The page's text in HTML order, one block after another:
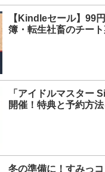
【Kindleセール】99
簿・転生社畜のチー
「アイドルマスター
開催！特典と予約方
冬の準備に！すみっ